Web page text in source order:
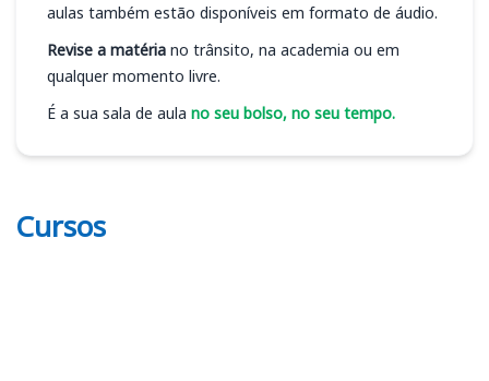
aulas também estão disponíveis em formato de áudio.
Revise a matéria no trânsito, na academia ou em
qualquer momento livre.
É a sua sala de aula no seu bolso, no seu tempo.
Cursos